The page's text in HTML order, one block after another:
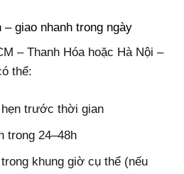
giao nhanh trong ngày
– Thanh Hóa hoặc Hà Nội –
thể:
hẹn trước thời gian
trong 24–48h
khung giờ cụ thể (nếu